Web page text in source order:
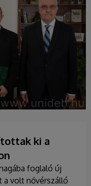
ki a
foglaló új
a volt nővérszálló